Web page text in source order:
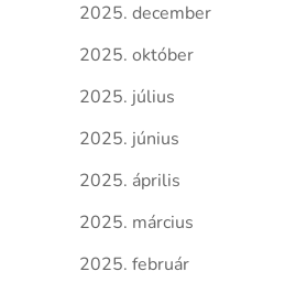
2025. december
2025. október
2025. július
2025. június
2025. április
2025. március
2025. február